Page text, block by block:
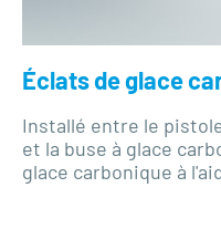
Éclats de glace
Installé entre le
et la buse à glace
glace carbonique à